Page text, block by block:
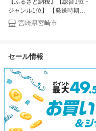
【ふるさと納税】【総合1位・
ジャンル1位】 【発送時期が
選べる】九州産うなぎ蒲焼4尾
計760g以上 国産 うなぎ 蒲焼
箱入り お祝い ランキング 冬
鰻楽 宮崎県 宮崎市 宮崎 ふる
さと
宮崎県宮崎市
セール情報